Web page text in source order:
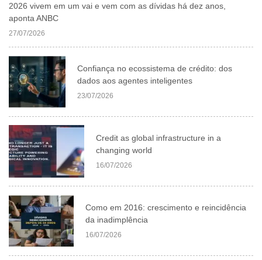
2026 vivem em um vai e vem com as dívidas há dez anos,
aponta ANBC
27/07/2026
Confiança no ecossistema de crédito: dos
dados aos agentes inteligentes
23/07/2026
Credit as global infrastructure in a
changing world
16/07/2026
Como em 2016: crescimento e reincidência
da inadimplência
16/07/2026